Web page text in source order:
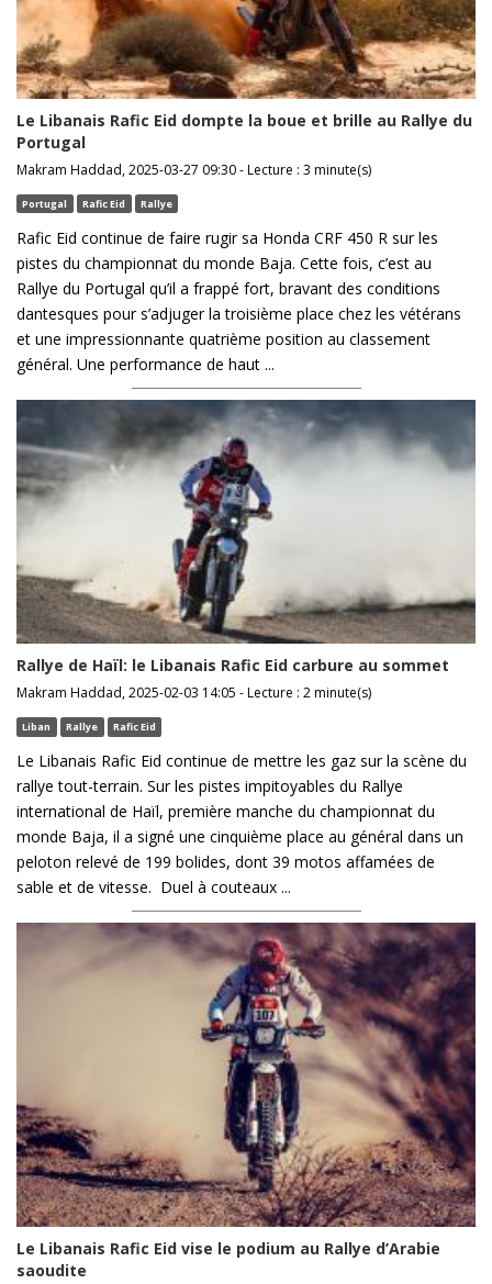
Le Libanais Rafic Eid dompte la boue et brille au Rallye du
Portugal
Makram Haddad, 2025-03-27 09:30 - Lecture : 3 minute(s)
Portugal Rafic Eid Rallye
Rafic Eid continue de faire rugir sa Honda CRF 450 R sur les
pistes du championnat du monde Baja. Cette fois, c’est au
Rallye du Portugal qu’il a frappé fort, bravant des conditions
dantesques pour s’adjuger la troisième place chez les vétérans
et une impressionnante quatrième position au classement
général. Une performance de haut ...
Rallye de Haïl: le Libanais Rafic Eid carbure au sommet
Makram Haddad, 2025-02-03 14:05 - Lecture : 2 minute(s)
Liban Rallye Rafic Eid
Le Libanais Rafic Eid continue de mettre les gaz sur la scène du
rallye tout-terrain. Sur les pistes impitoyables du Rallye
international de Haïl, première manche du championnat du
monde Baja, il a signé une cinquième place au général dans un
peloton relevé de 199 bolides, dont 39 motos affamées de
sable et de vitesse. Duel à couteaux ...
Le Libanais Rafic Eid vise le podium au Rallye d’Arabie
saoudite